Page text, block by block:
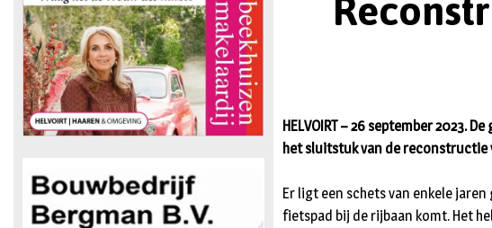
HELVOIRT – 26 september 2023.
het sluitstuk van de reconstructie
Er ligt een schets van enkele
fietspad bij de rijbaan komt. Het